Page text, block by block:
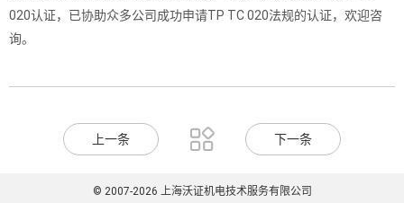
020认证，已协助众多公司成功申请TP TC 020法规的认证，欢迎咨
询。
上一条  下一条
© 2007-2026 上海沃证机电技术服务有限公司